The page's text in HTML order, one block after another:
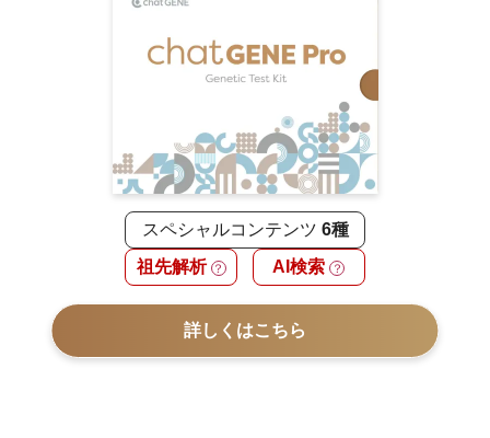
スペシャルコンテンツ 6種
祖先解析 ？ AI検索 ？
詳しくはこちら